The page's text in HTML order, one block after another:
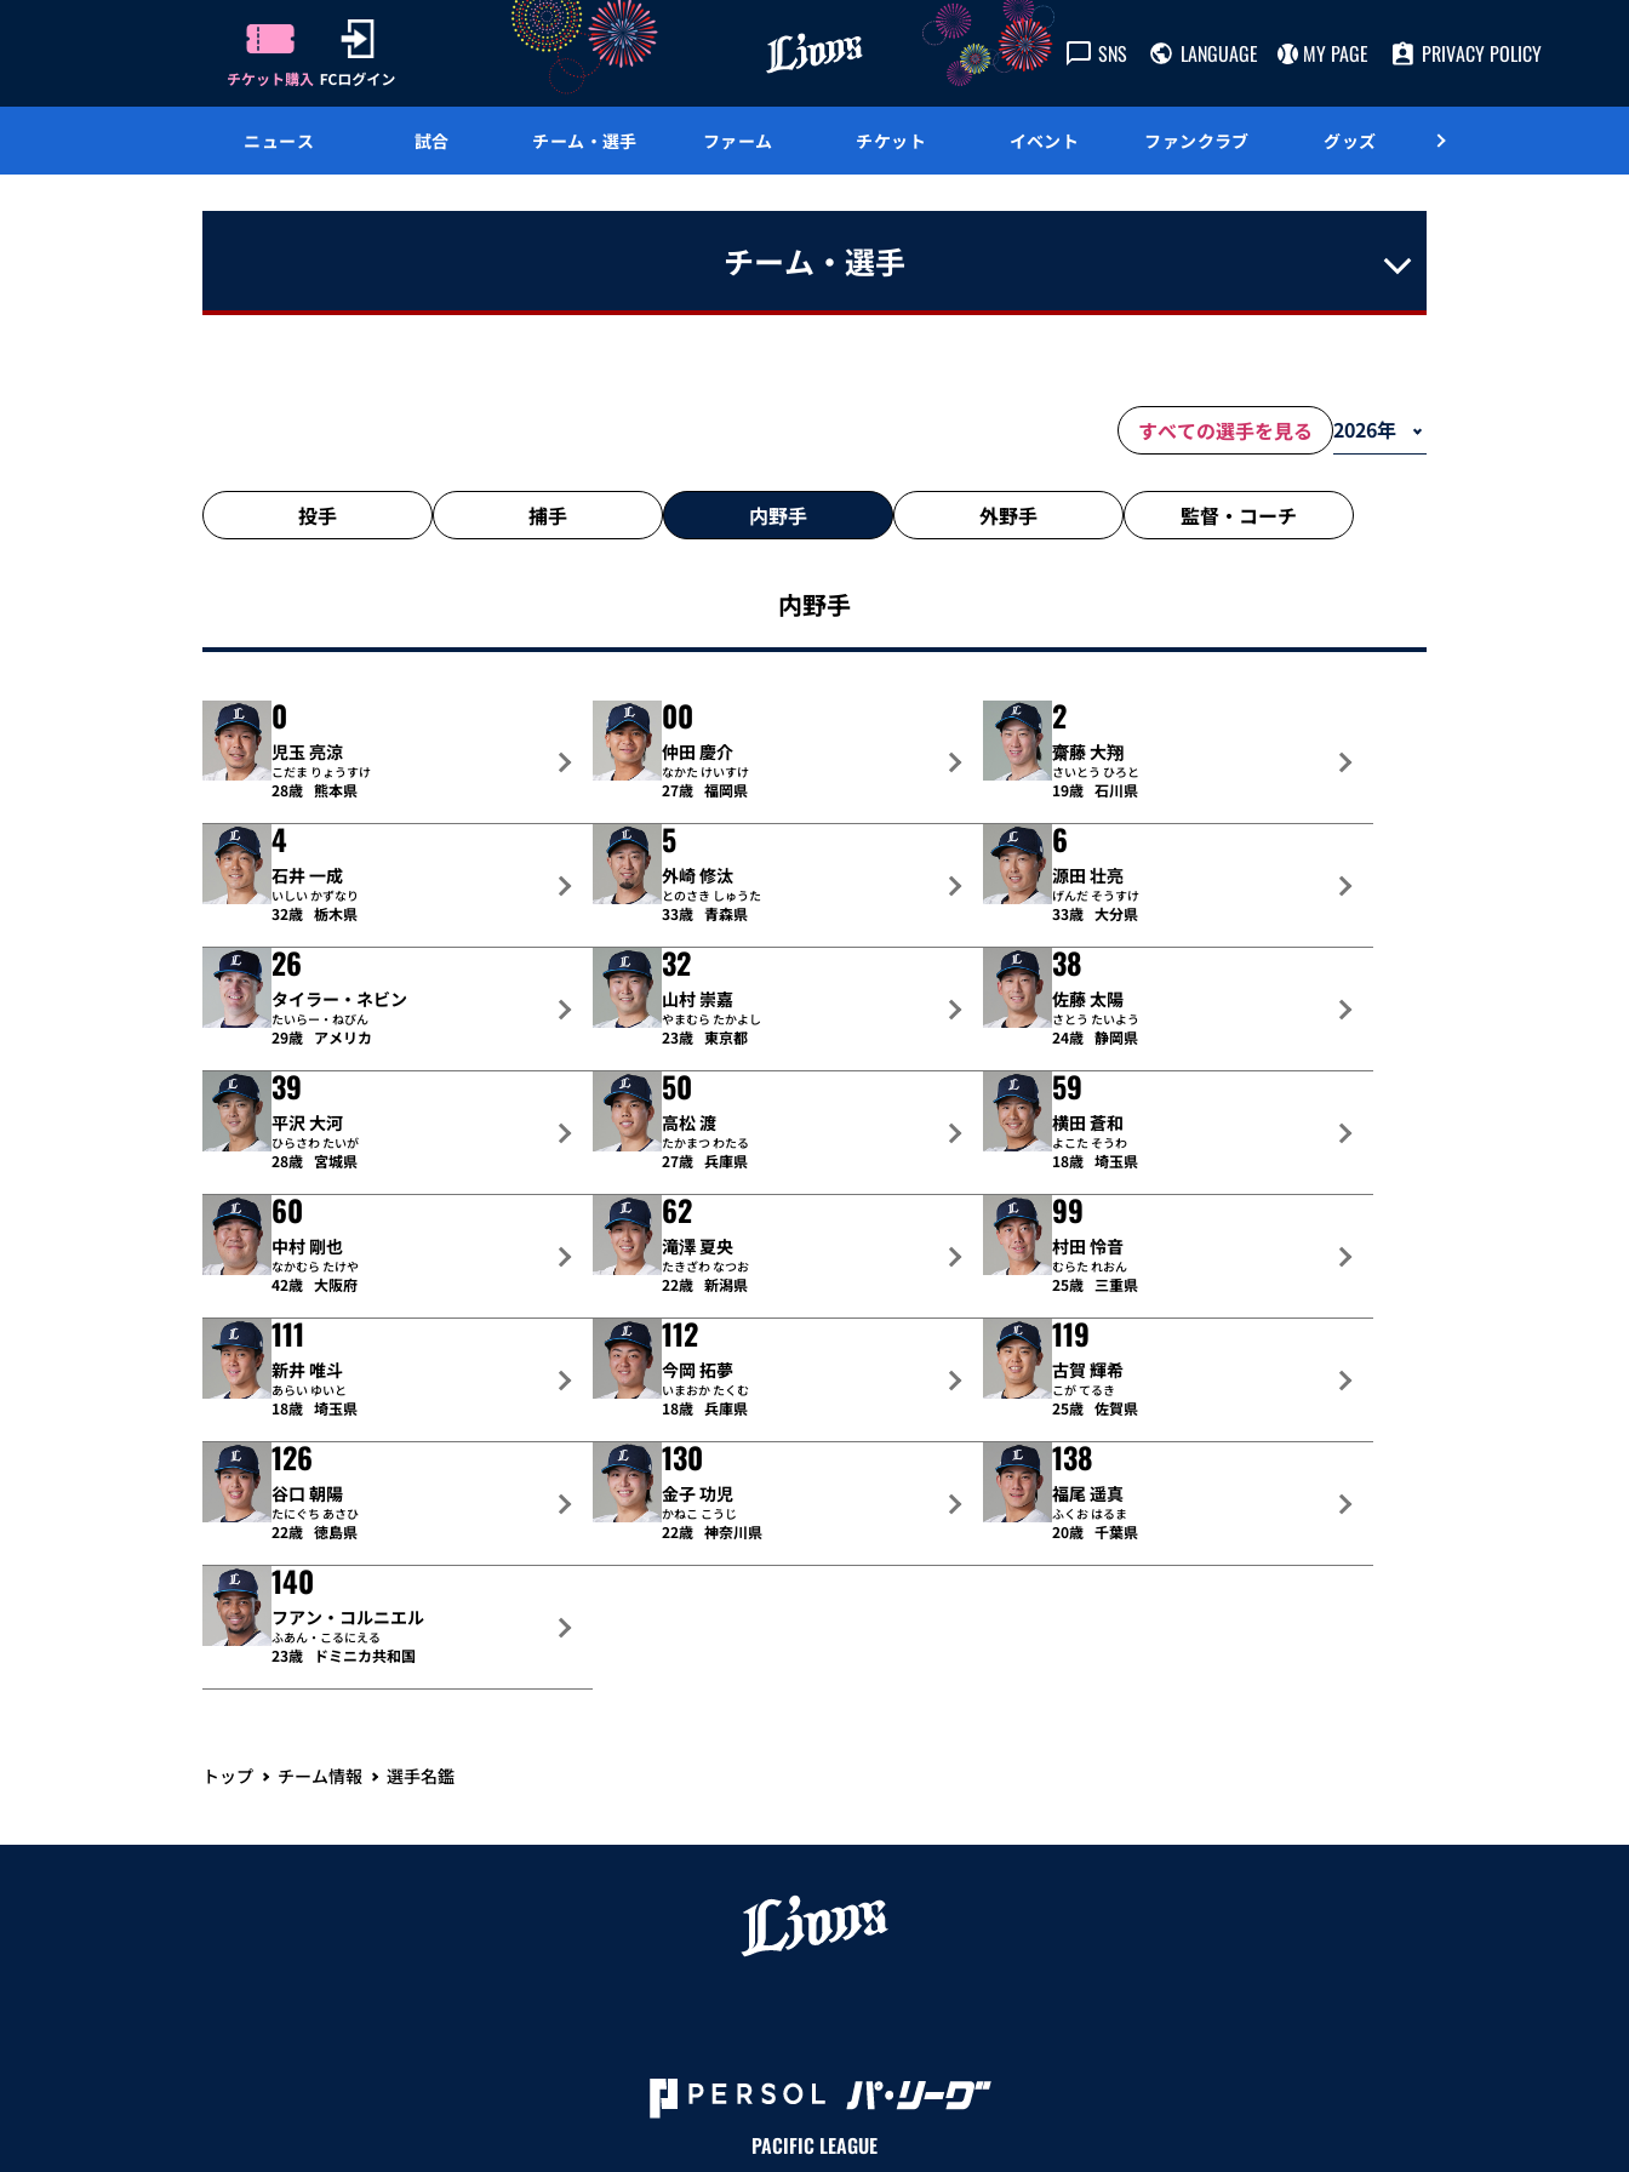
SNS LANGUAGE MY PAGE PRIVACY POLICY
ニュース 試合 チーム・選手 ファーム チケット イベント ファンクラブ グッズ
チーム・選手
すべての選手を見る
投手 捕手 内野手 外野手 監督・ コーチ
内野手
0
児玉 亮涼
こだま りょうすけ
28歳 熊本県
00
仲田 慶介
なかた けいすけ
27歳 福岡県
2
齋藤 大翔
さいとう ひろと
19歳 石川県
4
石井 一成
いしい かずなり
32歳 栃木県
5
外崎 修汰
とのさき しゅうた
33歳 青森県
6
源田 壮亮
げんだ そうすけ
33歳 大分県
26
タイラー・ネビン
たいらー・ねびん
29歳 アメリカ
32
山村 崇嘉
やまむら たかよし
23歳 東京都
38
佐藤 太陽
さとう たいよう
24歳 静岡県
39
平沢 大河
ひらさわ たいが
28歳 宮城県
50
高松 渡
たかまつ わたる
27歳 兵庫県
59
横田 蒼和
よこた そうわ
18歳 埼玉県
60
中村 剛也
なかむら たけや
42歳 大阪府
62
滝澤 夏央
たきざわ なつお
22歳 新潟県
99
村田 怜音
むらた れおん
25歳 三重県
111
新井 唯斗
あらい ゆいと
18歳 埼玉県
112
今岡 拓夢
いまおか たくむ
18歳 兵庫県
119
古賀 輝希
こが てるき
25歳 佐賀県
126
谷口 朝陽
たにぐち あさひ
22歳 徳島県
130
金子 功児
かねこ こうじ
22歳 神奈川県
138
福尾 遥真
ふくお はるま
20歳 千葉県
140
フアン・コルニエル
ふあん・こるにえる
23歳 ドミニカ共和国
トップ チーム情報 選手名鑑
PACIFIC LEAGUE